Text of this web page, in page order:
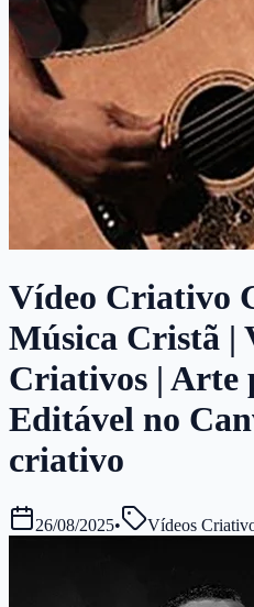
Vídeo Criativo
Música Cristã |
Criativos | Arte
Editável no
criativo
26/08/2025• Vídeos